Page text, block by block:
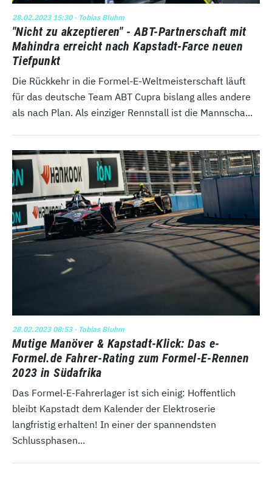
28.02.2023 15:30· Tobias Bluhm
"Nicht zu akzeptieren" - ABT-Partnerschaft mit
Mahindra erreicht nach Kapstadt-Farce neuen
Tiefpunkt
Die Rückkehr in die Formel-E-Weltmeisterschaft läuft
für das deutsche Team ABT Cupra bislang alles andere
als nach Plan. Als einziger Rennstall ist die Mannscha...
28.02.2023 08:53· Tobias Bluhm
Mutige Manöver & Kapstadt-Klick: Das e-
Formel.de Fahrer-Rating zum Formel-E-Rennen
2023 in Südafrika
Das Formel-E-Fahrerlager ist sich einig: Hoffentlich
bleibt Kapstadt dem Kalender der Elektroserie
langfristig erhalten! In einer der spannendsten
Schlussphasen...